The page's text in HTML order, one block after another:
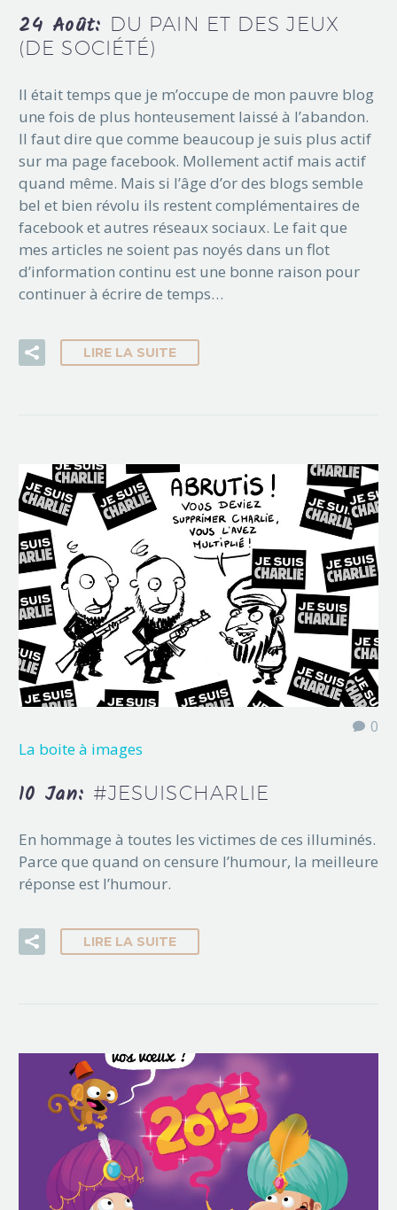
24 Août: DU PAIN ET DES JEUX
(DE SOCIÉTÉ)
Il était temps que je m’occupe de mon pauvre blog
une fois de plus honteusement laissé à l’abandon.
Il faut dire que comme beaucoup je suis plus actif
sur ma page facebook. Mollement actif mais actif
quand même. Mais si l’âge d’or des blogs semble
bel et bien révolu ils restent complémentaires de
facebook et autres réseaux sociaux. Le fait que
mes articles ne soient pas noyés dans un flot
d’information continu est une bonne raison pour
continuer à écrire de temps…
LIRE LA SUITE
0
La boite à images
10 Jan: #JESUISCHARLIE
En hommage à toutes les victimes de ces illuminés.
Parce que quand on censure l’humour, la meilleure
réponse est l’humour.
LIRE LA SUITE